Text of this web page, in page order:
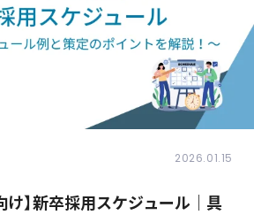
2026.01.15
け】新卒採用スケジュール｜具